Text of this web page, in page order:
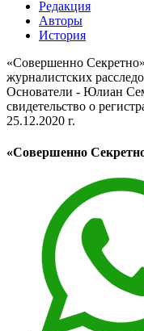
Редакция
Авторы
История
«Совершенно
журналистских
Основатели - Юлиан
свидетельство о
25.12.2020 г.
«Совершенно